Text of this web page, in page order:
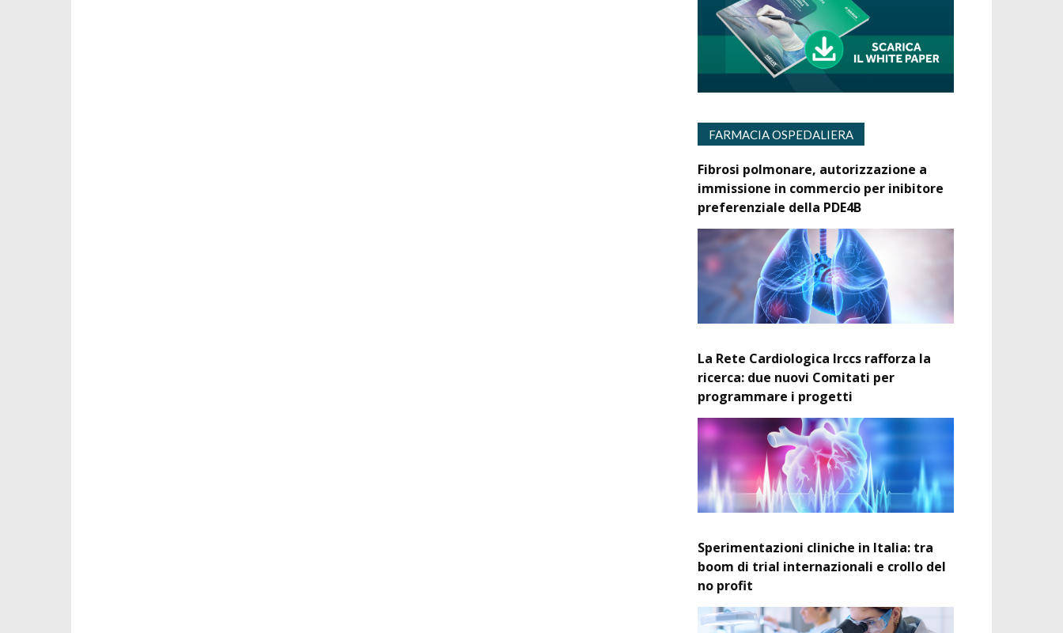
FARMACIA OSPEDALIERA
Fibrosi polmonare, autorizzazione a
immissione in commercio per inibitore
preferenziale della PDE4B
La Rete Cardiologica Irccs rafforza la
ricerca: due nuovi Comitati per
programmare i progetti
Sperimentazioni cliniche in Italia: tra
boom di trial internazionali e crollo del
no profit